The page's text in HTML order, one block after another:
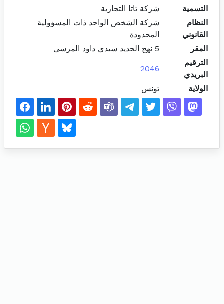
التسمية
شركة تاتا التجارية
النظام
القانوني
شركة الشخص الواحد ذات المسؤولية
المحدودة
المقر
5 نهج الحديد سيدي داود المرسى
الترقيم
البريدي
2046
الولاية تونس